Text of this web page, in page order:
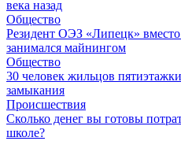
века назад
Общество
Резидент ОЭЗ «Липецк»
занимался майнингом
Общество
30 человек жильцов
замыкания
Происшествия
Сколько денег вы готовы
школе?